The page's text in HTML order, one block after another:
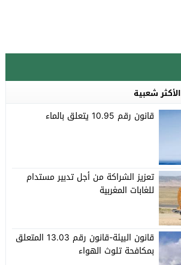
الأكثر شعبية
قانون رقم 10.95 يتعلق بالماء
تعزيز الشراكة من أجل تدبير مستدام
للغابات المغربية
قانون البيئة-قانون رقم 13.03 المتعلق
بمكافحة تلوث الهواء